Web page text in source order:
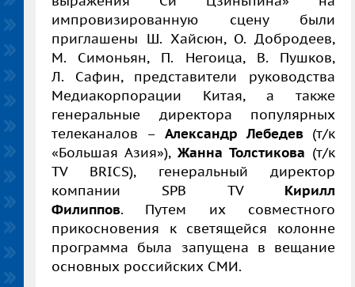
импровизированную сцену были
приглашены Ш. Хайсюн, О. Добродеев,
М. Симоньян, П. Негоица, В. Пушков,
Л. Сафин, представители руководства
Медиакорпорации Китая, а также
генеральные директора популярных
телеканалов – Александр Лебедев(т/к
«Большая Азия»), Жанна Толстикова (т/к
TV BRICS), генеральный директор
компании SPB TV Кирилл
Филиппов. Путем их совместного
прикосновения к светящейся колонне
программа была запущена в вещание
основных российских СМИ.